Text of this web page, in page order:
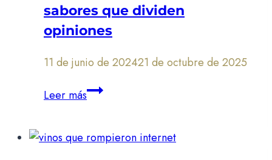
sabores que dividen
opiniones
11 de junio de 202421 de octubre de 2025
Leer másLos
controvertidos: